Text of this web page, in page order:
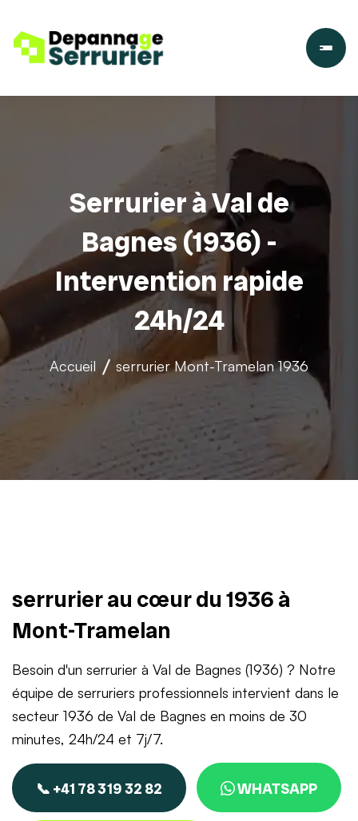
Serrurier à Val de
Bagnes (1936) -
Intervention rapide
24h/24
Accueil serrurier Mont-Tramelan 1936
serrurier au cœur du 1936 à
Mont-Tramelan
Besoin d'un serrurier à Val de Bagnes (1936) ? Notre
équipe de serruriers professionnels intervient dans le
secteur 1936 de Val de Bagnes en moins de 30
minutes, 24h/24 et 7j/7.
📞 +41 78 319 32 82 WHATSAPP